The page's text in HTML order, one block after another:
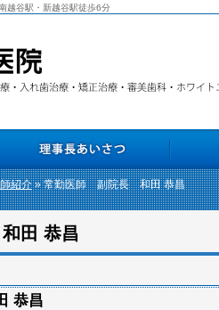
田 恭昌
越谷駅・新越谷駅徒歩6分
紹介» 常勤医師 副院長 和田 恭昌
恭昌